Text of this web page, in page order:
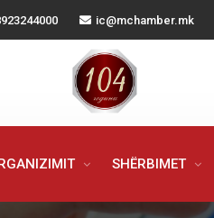
ic@mchamber.mk
SHËRBIMET